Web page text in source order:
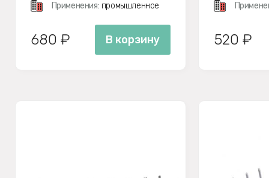
Применения: промышленное
680 ₽ В корзину 520 ₽